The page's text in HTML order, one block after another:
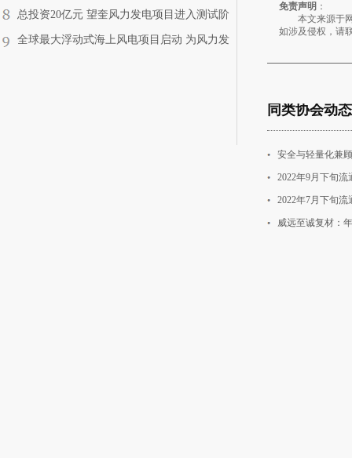
价值560万元
总投资20亿元 望奎风力发电项目进入测试阶
段
全球最大浮动式海上风电项目启动 为风力发
免责声明 ：
本文来源于网
如涉及侵权，请
同类协会动态
安全与轻量化兼
2022年9月下旬
2022年7月下旬
威远至诚复材：